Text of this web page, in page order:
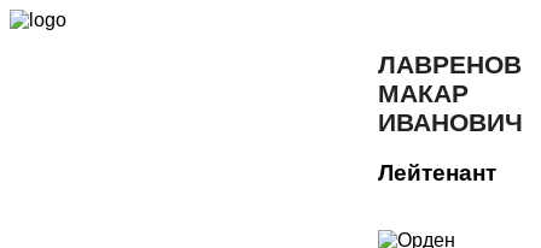
ЛАВРЕНОВ
МАКАР
ИВАНОВИЧ
Лейтенант